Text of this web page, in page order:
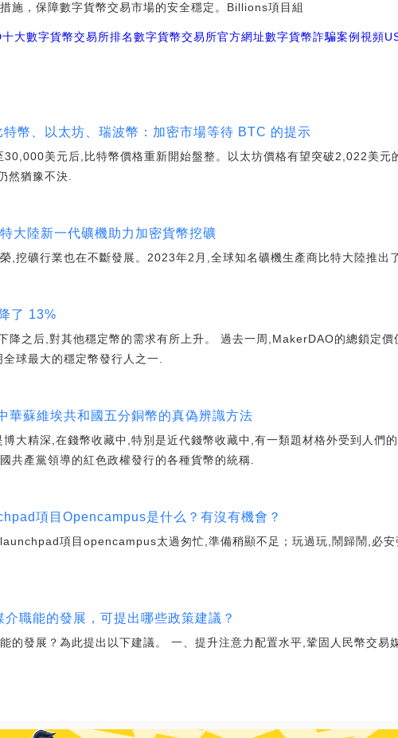
施，保障數字貨幣交易市場的安全穩定。Billions項目組
十大數字貨幣交易所排名數字貨幣交易所官方網址數字貨幣詐騙案例視頻
幣、以太坊、瑞波幣：加密市場等待 BTC 的提示
美元后,比特幣價格重新開始盤整。以太坊價格有望突破2,022美元
然猶豫不決.
大陸新一代礦機助力加密貨幣挖礦
,挖礦行業也在不斷發展。2023年2月,全球知名礦機生產商比特大陸推
了 13%
降之后,對其他穩定幣的需求有所上升。 過去一周,MakerDAO的總鎖定
球最大的穩定幣發行人之一.
華蘇維埃共和國五分銅幣的真偽辨識方法
大精深,在錢幣收藏中,特別是近代錢幣收藏中,有一類題材格外受到人們
共產黨領導的紅色政權發行的各種貨幣的統稱.
項目Opencampus是什么？有沒有機會？
項目opencampus太過匆忙,準備稍顯不足；玩過玩,鬧歸鬧,必安
職能的發展，可提出哪些政策建議？
的發展？為此提出以下建議。 一、提升注意力配置水平,鞏固人民幣交易